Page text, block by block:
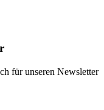
für unseren Newsletter